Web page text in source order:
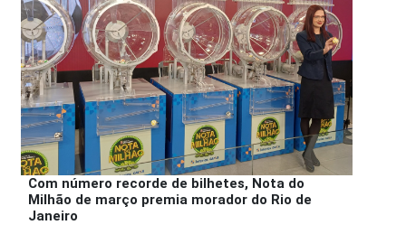
Com número recorde de bilhetes, Nota do
Milhão de março premia morador do Rio de
Janeiro